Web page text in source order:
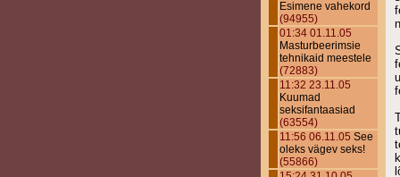
Esimene vahekord
(94955)
01:34 01.11.05
Masturbeerimsie
tehnikaid meestele
(72883)
11:32 23.11.05
Kuumad
seksifantaasiad
(63554)
11:56 06.11.05 See
oleks vägev seks!
(55866)